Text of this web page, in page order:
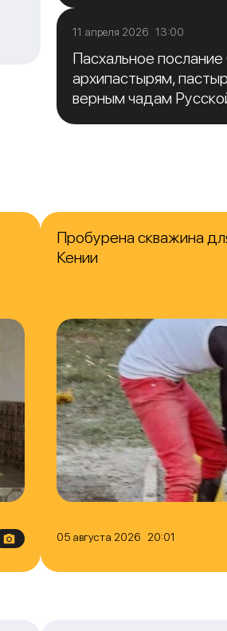
11 апреля 2026 13:00
Пасхальное
архипастырям,
верным чадам
05 августа 2026 20:01
Пробурена скважина
Кении